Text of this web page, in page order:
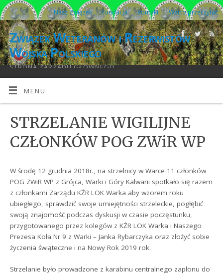
Nasz Związek Fundacja Kontakt Warto przeczytać
Związek Weteranów i Rezerwistów
Wojska Polskiego
STRONA ZARZĄDU GŁÓWNEGO
MENU
STRZELANIE WIGILIJNE
CZŁONKÓW POG ZWiR WP
W środę 12 grudnia 2018r., na strzelnicy w Warce 11 członków
POG ZWiR WP z Grójca, Warki i Góry Kalwarii spotkało się razem
z członkami Zarządu KŻR LOK Warka aby wzorem roku
ubiegłego, sprawdzić swoje umiejętności strzeleckie, pogłębić
swoją znajomość podczas dyskusji w czasie poczęstunku,
przygotowanego przez kolegów z KŻR LOK Warka i Naszego
Prezesa Koła Nr 9 z Warki – Janka Rybarczyka oraz złożyć sobie
życzenia świąteczne i na Nowy Rok 2019 rok.
Strzelanie było prowadzone z karabinu centralnego zapłonu do